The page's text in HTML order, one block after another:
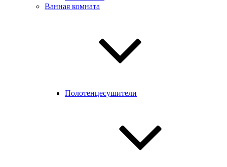
Ванная комната
Полотенцесушители